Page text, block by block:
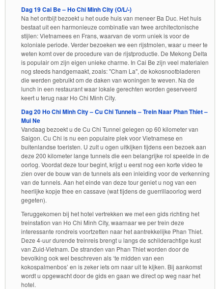
Dag 19 Cai Be – Ho Chi Minh City (O/L/-)
Na het ontbijt bezoekt u het oude huis van meneer Ba Duc. Het huis
bestaat uit een harmonieuze combinatie van twee architectonische
stijlen: Vietnamees en Frans, waarvan de vorm uniek is voor de
koloniale periode. Verder bezoeken we een rijstmolen, waar u meer te
weten komt over de procedure van de rijstproductie. De Mekong Delta
is populair om zijn eigen unieke charme. In Cai Be zijn veel materialen
nog steeds handgemaakt, zoals: "Cham La", de kokosnootbladeren
die werden gebruikt om de daken van woningen te weven. Na de
lunch in een restaurant waar lokale gerechten worden geserveerd
keert u terug naar Ho Chi Minh City.
Dag 20 Ho Chi Minh City – Cu Chi Tunnels – Trein Naar Phan Thiet –
Mui Ne
Vandaag bezoekt u de Cu Chi Tunnel gelegen op 60 kilometer van
Saigon. Cu Chi is nu een populaire plek voor Vietnamese en
buitenlandse toeristen. U zult u ogen uitkijken tijdens een bezoek aan
deze 200 kilometer lange tunnels die een belangrijke rol speelde in de
oorlog. Voordat deze tour begint, krijgt u eerst nog een korte video te
zien over de bouw van de tunnels als een inleiding voor de verkenning
van de tunnels. Aan het einde van deze tour geniet u nog van een
heerlijke kopje thee en cassave (wat tijdens de guerrillaoorlog werd
gegeten).
Teruggekomen bij het hotel vertrekken we met een gids richting het
treinstation van Ho Chi Minh City, waarnaar we per trein deze
interessante rondreis voortzetten naar het aantrekkelijke Phan Thiet.
Deze 4-uur durende treinreis brengt u langs de schilderachtige kust
van Zuid-Vietnam. De stranden van Phan Thiet worden door de
bevolking ook wel beschreven als ‘te midden van een
kokospalmenbos’ en is zeker iets om naar uit te kijken. Bij aankomst
wordt u opgewacht door de gids en gaan we direct op weg naar het
hotel.